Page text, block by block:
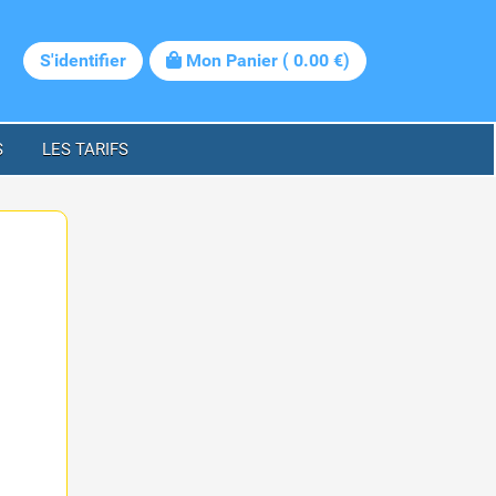
S'identifier Mon Panier ( 0.00 €)
LES TARIFS